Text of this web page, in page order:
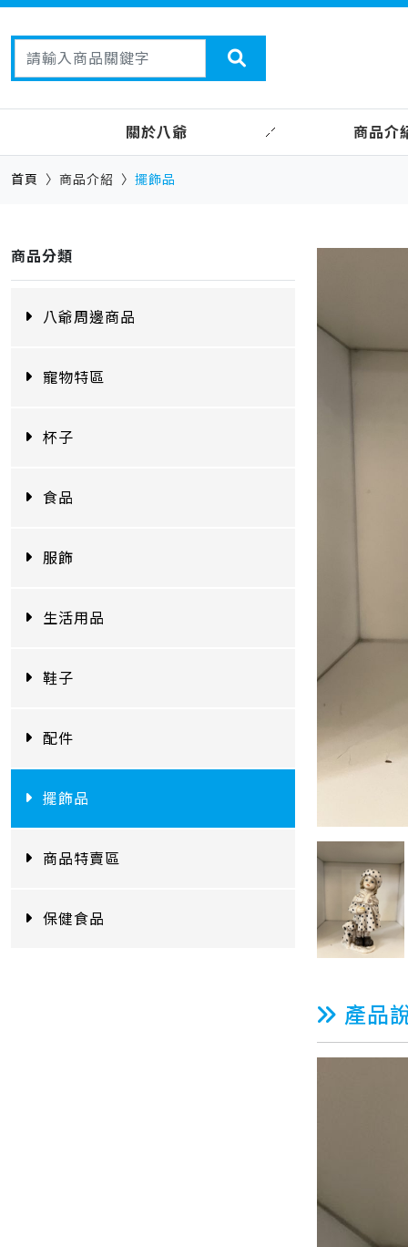
關於八爺 商品介
首頁 商品介紹 擺飾品
商品分類
八爺周邊商品
寵物特區
杯子
食品
服飾
生活用品
鞋子
配件
擺飾品
商品特賣區
保健食品
產品